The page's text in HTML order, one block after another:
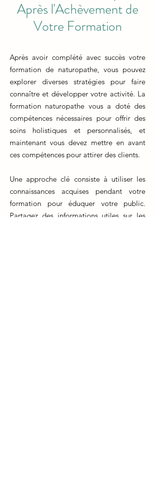
Après l'Achèvement de
Votre Formation
Après avoir complété avec succès votre
formation de naturopathe, vous pouvez
explorer diverses stratégies pour faire
connaître et développer votre activité. La
formation naturopathe vous a doté des
compétences nécessaires pour offrir des
soins holistiques et personnalisés, et
maintenant vous devez mettre en avant
ces compétences pour attirer des clients.
Une approche clé consiste à utiliser les
connaissances acquises pendant votre
formation pour éduquer votre public.
Partagez des informations utiles sur les